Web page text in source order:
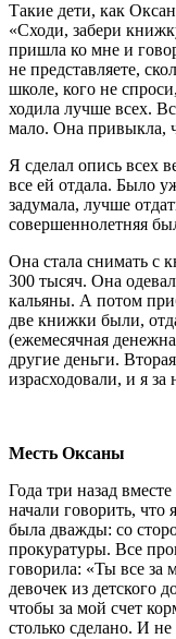
Такие дети, как
«Сходи, забери
пришла ко мне и
не представляете,
школе, кого не
ходила лучше всех.
мало. Она привыкла,
Я сделал опись всех
все ей отдала. Было
задумала, лучше
совершеннолетняя
Она стала снимать с
300 тысяч. Она
кальяны. А потом
две книжки были,
(ежемесячная
другие деньги.
израсходовали, и я за
Месть Оксаны
Года три назад
начали говорить, что
была дважды: со
прокуратуры. Все
говорила: «Ты все за
девочек из детского
чтобы за мой счет
столько сделано. И